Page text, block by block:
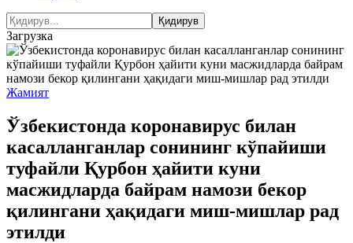
Загрузка
Жамият
Ўзбекистонда коронавирус билан
касалланганлар сонининг кўпайиши
туфайли Қурбон ҳайити куни
масжидларда байрам намози бекор
қилингани ҳақидаги миш-мишлар рад
этилди